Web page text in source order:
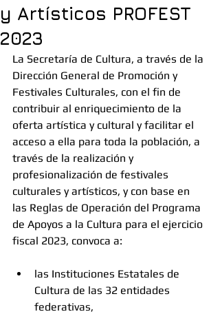
y Artísticos PROFEST
2023
La Secretaría de Cultura, a través de la
Dirección General de Promoción y
Festivales Culturales, con el fin de
contribuir al enriquecimiento de la
oferta artística y cultural y facilitar el
acceso a ella para toda la población, a
través de la realización y
profesionalización de festivales
culturales y artísticos, y con base en
las Reglas de Operación del Programa
de Apoyos a la Cultura para el ejercicio
fiscal 2023, convoca a:
las Instituciones Estatales de
Cultura de las 32 entidades
federativas,